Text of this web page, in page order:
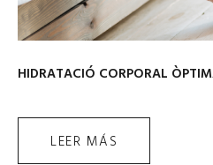
HIDRATACIÓ CORPORAL
LEER MÁS